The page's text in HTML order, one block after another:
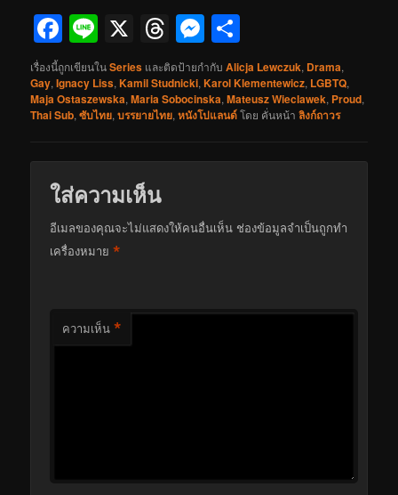
Facebook
Line
X Threads
Messenger
เรื่องนี้ถูกเขียนในSeries และติดป้ายกำกับAlicja Lewczuk, Drama,
Gay,Ignacy Liss,Kamil Studnicki,Karol Klementewicz, LGBTQ,
Maja Ostaszewska,Maria Sobocinska,Mateusz Wieclawek, Proud,
Thai Sub,ซับไทย,บรรยายไทย,หนังโปแลนด์โดย คั่นหน้าลิงก์ถาวร
ใส่ความเห็น
อีเมลของคุณจะไม่แสดงให้คนอื่นเห็น ช่องข้อมูลจำเป็นถูกทำ
เครื่องหมาย*
ความเห็น *